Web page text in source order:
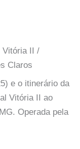
Vitória II /
Claros
e o itinerário da
Vitória II ao
Operada pela